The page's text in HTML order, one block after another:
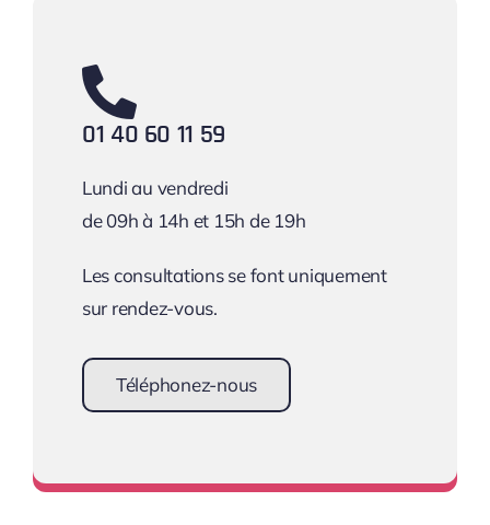
01 40 60 11 59
Lundi au vendredi
de 09h à 14h et 15h de 19h
Les consultations se font uniquement
sur rendez-vous.
Téléphonez-nous